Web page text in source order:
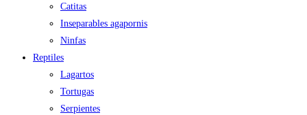
Catitas
Inseparables agapornis
Ninfas
Reptiles
Lagartos
Tortugas
Serpientes